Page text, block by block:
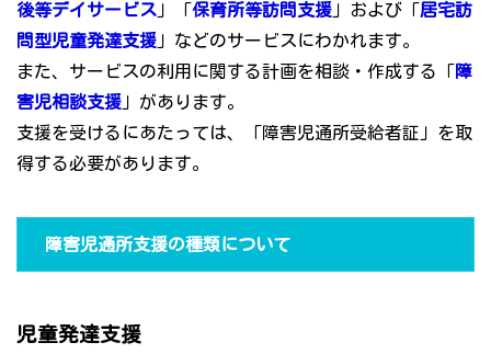
後等デイサービス 」「保育所等訪問支援 」および「居宅訪
問型児童発達支援 」などのサービスにわかれます。
また、サービスの利用に関する計画を相談・作成する「障
害児相談支援 」があります。
支援を受けるにあたっては、「障害児通所受給者証」を取
得する必要があります。
障害児通所支援の種類について
児童発達支援